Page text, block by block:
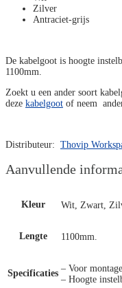
Zilver
Antraciet-grijs
De kabelgoot is hoogte
1100mm.
Zoekt u een ander soort
deze kabelgoot of neem
Distributeur: Thovip
Aanvullende
Kleur Wit, Zwart,
Lengte 1100mm.
Specificaties – Voor
– Hoogte